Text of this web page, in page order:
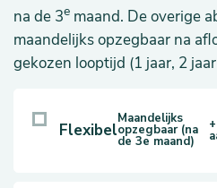
na de 3e maand. De overige
maandelijks opzegbaar na
gekozen looptijd (1 jaar, 2
Flexibel
Maandelijks
opzegbaar (na
de 3e maand)